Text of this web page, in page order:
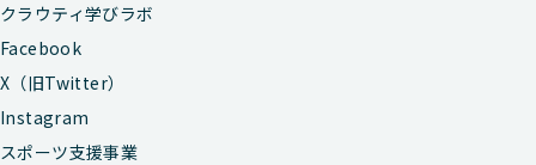
クラウティ学びラボ
Facebook
X（旧Twitter）
Instagram
スポーツ支援事業